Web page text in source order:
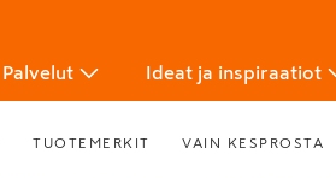
Palvelut Ideat ja inspiraatiot
TUOTEMERKIT VAIN KESPROSTA